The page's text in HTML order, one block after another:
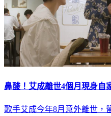
鼻酸！艾成離世4個月現身
歌手艾成今年8月意外離世，